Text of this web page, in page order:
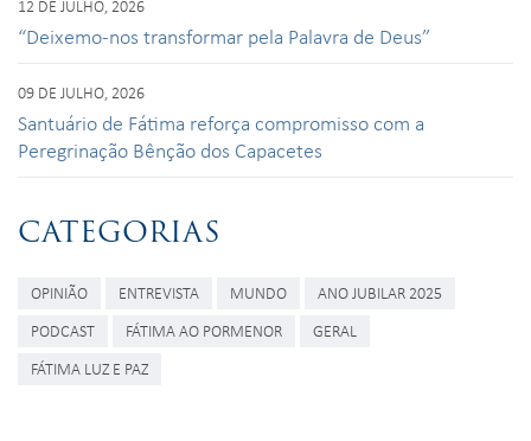
12 DE JULHO, 2026
“Deixemo-nos transformar pela Palavra de Deus”
09 DE JULHO, 2026
Santuário de Fátima reforça compromisso com a
Peregrinação Bênção dos Capacetes
CATEGORIAS
OPINIÃO ENTREVISTA MUNDO
ANO JUBILAR 2025
PODCAST
FÁTIMA AO PORMENOR
GERAL
FÁTIMA LUZ E PAZ